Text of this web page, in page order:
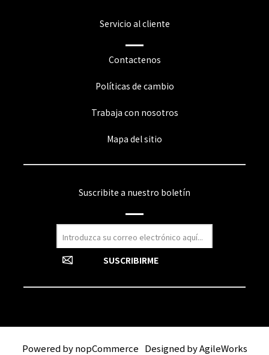
Servicio al cliente
Contactenos
Políticas de cambio
Trabaja con nosotros
Mapa del sitio
Suscribite a nuestro boletín
Powered bynopCommerce Designed byAgileWorks